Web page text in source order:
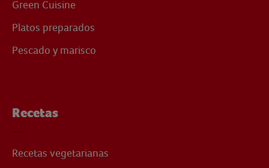
Green Cuisine
Platos preparados
Pescado y marisco
Recetas
Recetas vegetarianas